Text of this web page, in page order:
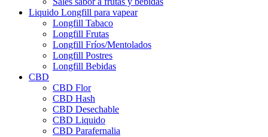
Liquido Longfill para vapear
Longfill Tabaco
Longfill Frutas
Longfill Fríos/Mentolados
Longfill Postres
Longfill Bebidas
CBD
CBD Flor
CBD Hash
CBD Desechable
CBD Liquido
CBD Parafernalia